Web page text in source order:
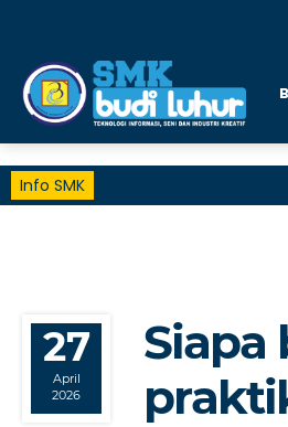
Info SMK
27
April
2026
Siapa